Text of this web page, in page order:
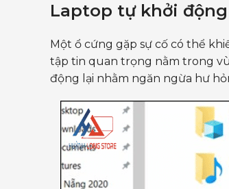
Laptop tự khởi
Một ổ cứng gặp sự cố có thể
tập tin quan trọng nằm trong
động lại nhằm ngăn ngừa hư